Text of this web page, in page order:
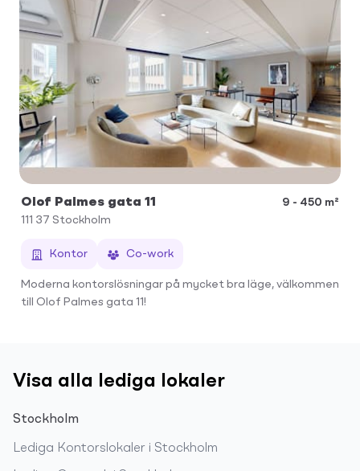
Olof Palmes gata 11
9 - 450 m²
111 37 Stockholm
Kontor Co-work
Moderna kontorslösningar på mycket bra läge, välkommen
till Olof Palmes gata 11!
Visa alla lediga lokaler
Stockholm
Lediga Kontorslokaler i Stockholm